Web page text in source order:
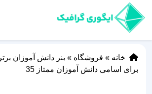
خانه » فروشگاه » بنر دانش آموزان برتر
برای اسامی دانش آموزان ممتاز 35